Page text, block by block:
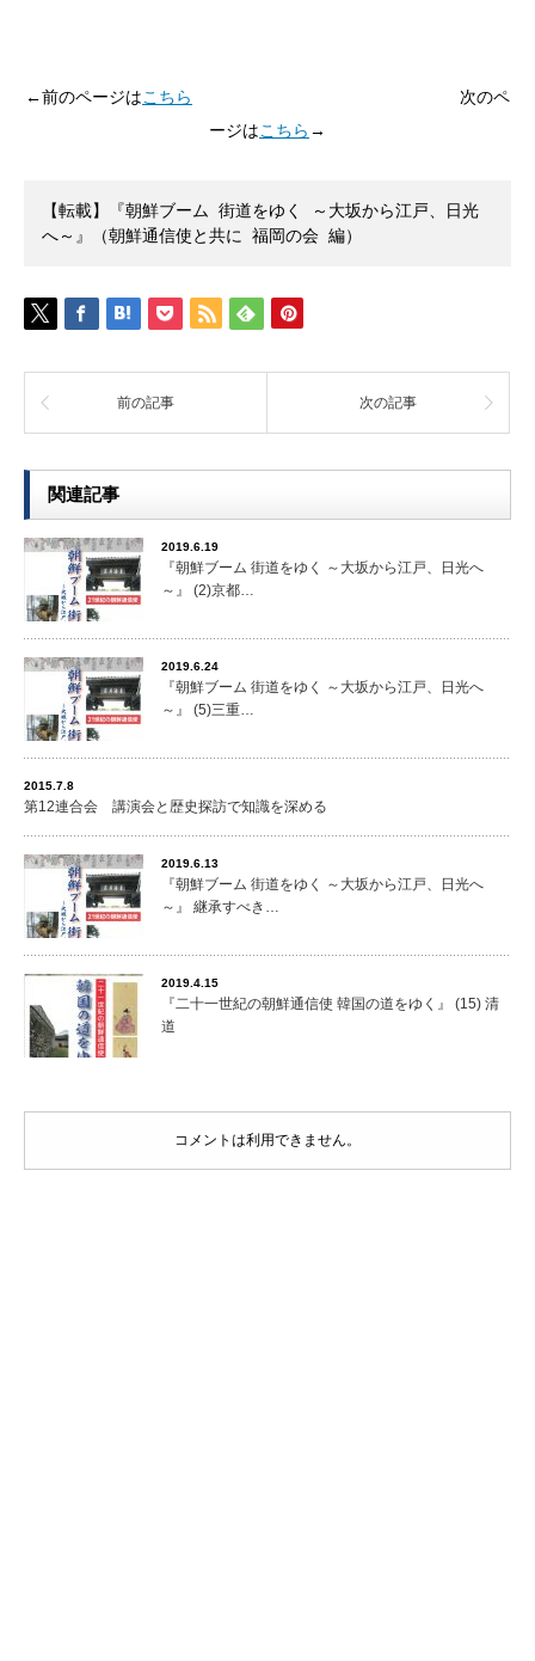
←前のページはこちら
次のペ
ージはこちら →
【転載】『朝鮮ブーム 街道をゆく ～大坂から江戸、日光
へ～』（朝鮮通信使と共に 福岡の会 編）
前の記事 次の記事
関連記事
2019.6.19
『朝鮮ブーム 街道をゆく ～大坂から江戸、日光へ
～』 (2)京都…
2019.6.24
『朝鮮ブーム 街道をゆく ～大坂から江戸、日光へ
～』 (5)三重…
2015.7.8
第12連合会 講演会と歴史探訪で知識を深める
2019.6.13
『朝鮮ブーム 街道をゆく ～大坂から江戸、日光へ
～』 継承すべき…
2019.4.15
『二十一世紀の朝鮮通信使 韓国の道をゆく』 (15) 清
道
コメントは利用できません。